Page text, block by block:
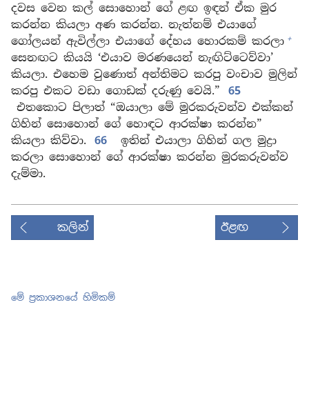
දවස වෙන කල් සොහොන් ගේ ළඟ ඉඳන් ඒක මුර
කරන්න කියලා අණ කරන්න. නැත්නම් එයාගේ
ගෝලයන් ඇවිල්ලා එයාගේ දේහය හොරකම් කරලා +
සෙනඟට කියයි ‘එයාව මරණයෙන් නැඟිට්ටෙව්වා’
කියලා. එහෙම වුණොත් අන්තිමට කරපු වංචාව මුලින්
කරපු එකට වඩා ගොඩක් දරුණු වෙයි.”
65
එතකොට පිලාත් “ඔයාලා මේ මුරකරුවන්ව එක්කන්
ගිහින් සොහොන් ගේ හොඳට ආරක්ෂා කරන්න”
කියලා කිව්වා.
66
ඉතින් එයාලා ගිහින් ගල මුද්‍රා
කරලා සොහොන් ගේ ආරක්ෂා කරන්න මුරකරුවන්ව
දැම්මා.
කලින් ඊළඟ
මේ ප්‍රකාශනයේ හිමිකම්